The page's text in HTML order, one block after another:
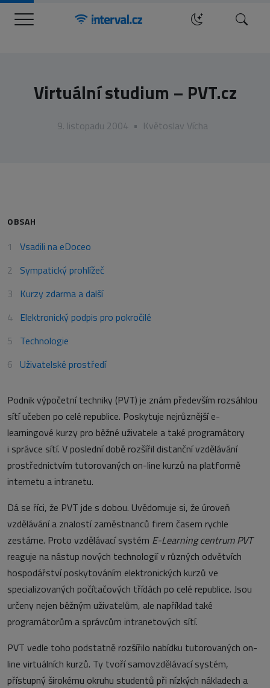
Menu Hledat
Virtuální studium – PVT.cz
9. listopadu 2004 • Květoslav Vícha
OBSAH
Vsadili na eDoceo
Sympatický prohlížeč
Kurzy zdarma a další
Elektronický podpis pro pokročilé
Technologie
Uživatelské prostředí
Podnik výpočetní techniky (PVT) je znám především rozsáhlou
sítí učeben po celé republice. Poskytuje nejrůznější e-
learningové kurzy pro běžné uživatele a také programátory
i správce sítí. V poslední době rozšířil distanční vzdělávání
prostřednictvím tutorovaných on-line kurzů na platformě
internetu a intranetu.
Dá se říci, že PVT jde s dobou. Uvědomuje si, že úroveň
vzdělávání a znalostí zaměstnanců firem časem rychle
zestárne. Proto vzdělávací systém E-Learning centrum PVT
reaguje na nástup nových technologií v různých odvětvích
hospodářství poskytováním elektronických kurzů ve
specializovaných počítačových třídách po celé republice. Jsou
určeny nejen běžným uživatelům, ale například také
programátorům a správcům intranetových sítí.
PVT vedle toho podstatně rozšířilo nabídku tutorovaných on-
line virtuálních kurzů. Ty tvoří samovzdělávací systém,
přístupný širokému okruhu studentů při nízkých nákladech a